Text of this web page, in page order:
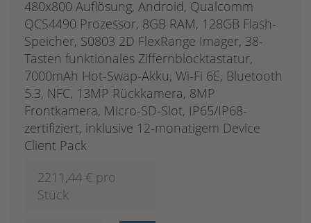
480x800 Auflösung, Android, Qualcomm
QCS4490 Prozessor, 8GB RAM, 128GB Flash-
Speicher, S0803 2D FlexRange Imager, 38-
Tasten funktionales Ziffernblocktastatur,
7000mAh Hot-Swap-Akku, Wi-Fi 6E, Bluetooth
5.3, NFC, 13MP Rückkamera, 8MP
Frontkamera, Micro-SD-Slot, IP65/IP68-
zertifiziert, inklusive 12-monatigem Device
Client Pack
2211,44 € pro
Stück